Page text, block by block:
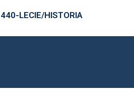
440-LECIE/HISTORIA